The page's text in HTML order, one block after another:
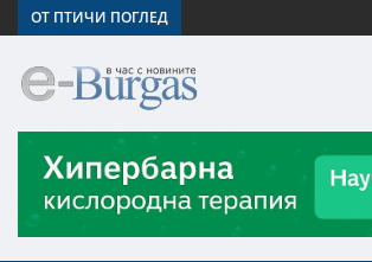
ОТ ПТИЧИ ПОГЛЕД